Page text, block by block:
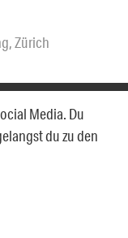
,Zürich
Media. Du
du zu den